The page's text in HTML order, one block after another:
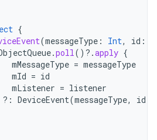
{
(messageType : Int, id :
.poll() ?.apply {
mMessageType = messageType
mId = id
mListener = listener
?: DeviceEvent(messageType, id